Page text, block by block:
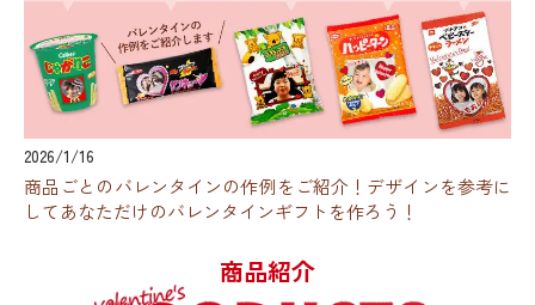
2026/1/16
商品ごとのバレンタインの作例をご紹介！デザインを参考に
してあなただけのバレンタインギフトを作ろう！
商品紹介